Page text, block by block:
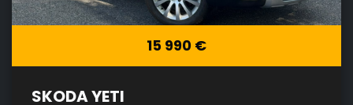
15 990 €
SKODA YETI